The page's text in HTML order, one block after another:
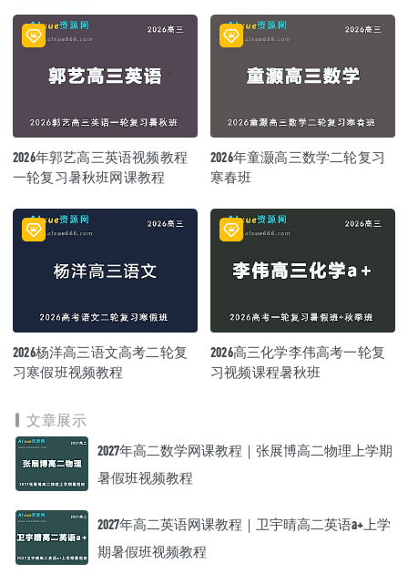
2026年郭艺高三英语视频教程
一轮复习暑秋班网课教程
2026年童灏高三数学二轮复习
寒春班
2026杨洋高三语文高考二轮复
习寒假班视频教程
2026高三化学李伟高考一轮复
习视频课程暑秋班
文章展示
2027年高二数学网课教程｜张展博高二物理上学期
暑假班视频教程
2027年高二英语网课教程｜卫宇晴高二英语a+上学
期暑假班视频教程